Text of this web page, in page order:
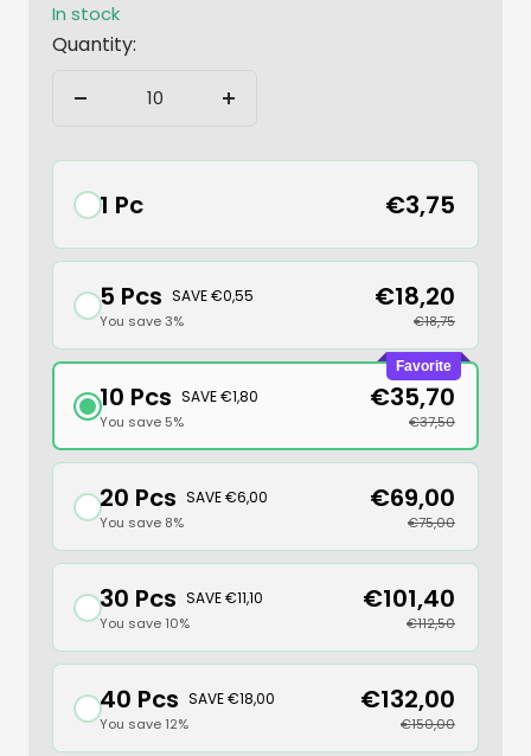
In stock
Quantity:
Decrease
Increase
1 Pc €3,75
5 Pcs SAVE €0,55
You save 3%
€18,20
€18,75
Favorite
10 Pcs SAVE €1,80
You save 5%
€35,70
€37,50
20 Pcs SAVE €6,00
You save 8%
€69,00
€75,00
30 Pcs SAVE €11,10
You save 10%
€101,40
€112,50
40 Pcs SAVE €18,00
You save 12%
€132,00
€150,00